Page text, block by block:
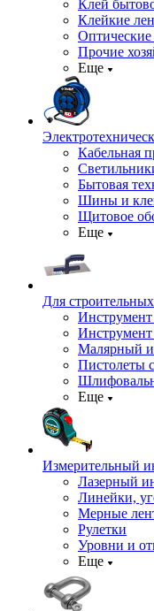
Клей
Клейкие
Прочие
Еще
Кабельная
Бытовая
Шины и
Щитовое
Еще
Для
Инструмент
Инструмент
Малярный
Пистолеты
Еще
Измерительный
Лазерный
Линейки,
Мерные
Рулетки
Уровни и
Еще